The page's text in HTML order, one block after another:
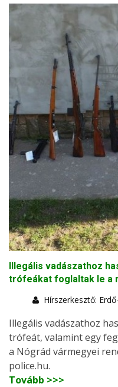
Illegális vadászathoz
trófeákat foglaltak le a
Hírszerkesztő:
Illegális vadászathoz
trófeát, valamint egy
a Nógrád vármegyei
police.hu.
Tovább >>>